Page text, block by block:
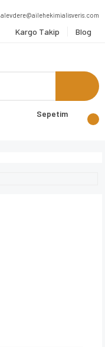
alevdere@ailehekimialisveris.com
Kargo Takip Blog
Sepetim